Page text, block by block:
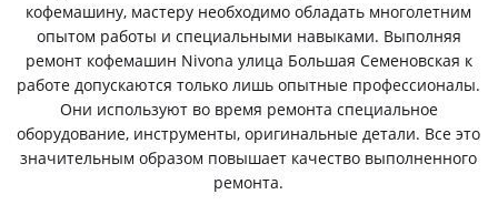
кофемашину, мастеру необходимо обладать многолетним
опытом работы и специальными навыками. Выполняя
ремонт кофемашин Nivona улица Большая Семеновская к
работе допускаются только лишь опытные профессионалы.
Они используют во время ремонта специальное
оборудование, инструменты, оригинальные детали. Все это
значительным образом повышает качество выполненного
ремонта.